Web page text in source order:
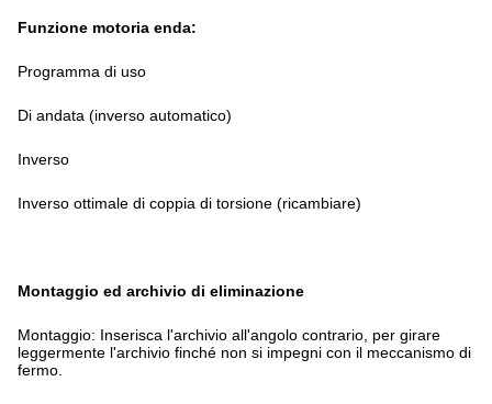
Funzione motoria enda:
Programma di uso
Di andata (inverso automatico)
Inverso
Inverso ottimale di coppia di torsione (ricambiare)
Montaggio ed archivio di eliminazione
Montaggio: Inserisca l'archivio all'angolo contrario, per girare
leggermente l'archivio finché non si impegni con il meccanismo di
fermo.